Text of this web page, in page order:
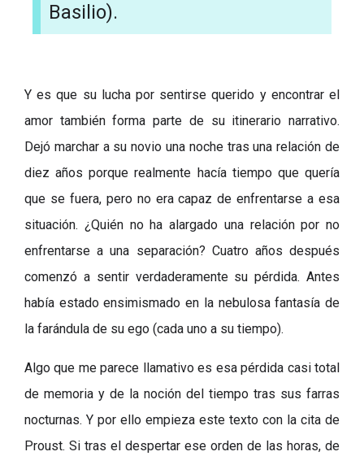
Basilio).
Y es que su lucha por sentirse querido y encontrar el
amor también forma parte de su itinerario narrativo.
Dejó marchar a su novio una noche tras una relación de
diez años porque realmente hacía tiempo que quería
que se fuera, pero no era capaz de enfrentarse a esa
situación. ¿Quién no ha alargado una relación por no
enfrentarse a una separación? Cuatro años después
comenzó a sentir verdaderamente su pérdida. Antes
había estado ensimismado en la nebulosa fantasía de
la farándula de su ego (cada uno a su tiempo).
Algo que me parece llamativo es esa pérdida casi total
de memoria y de la noción del tiempo tras sus farras
nocturnas. Y por ello empieza este texto con la cita de
Proust. Si tras el despertar ese orden de las horas, de